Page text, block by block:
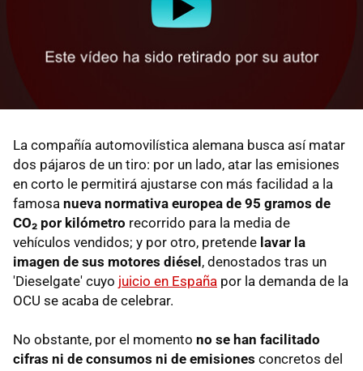
La compañía automovilística alemana busca así matar
dos pájaros de un tiro: por un lado, atar las emisiones
en corto le permitirá ajustarse con más facilidad a la
famosa nueva normativa europea de 95 gramos de
CO₂ por kilómetro recorrido para la media de
vehículos vendidos; y por otro, pretende lavar la
imagen de sus motores diésel , denostados tras un
'Dieselgate' cuyo juicio en España por la demanda de la
OCU se acaba de celebrar.
No obstante, por el momento no se han facilitado
cifras ni de consumos ni de emisiones concretos del